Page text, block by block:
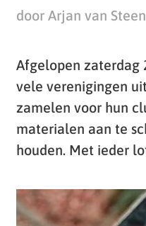
door Arjan van Steen
Afgelopen zaterdag
vele verenigingen
zamelen voor hun
materialen aan te
houden. Met ieder